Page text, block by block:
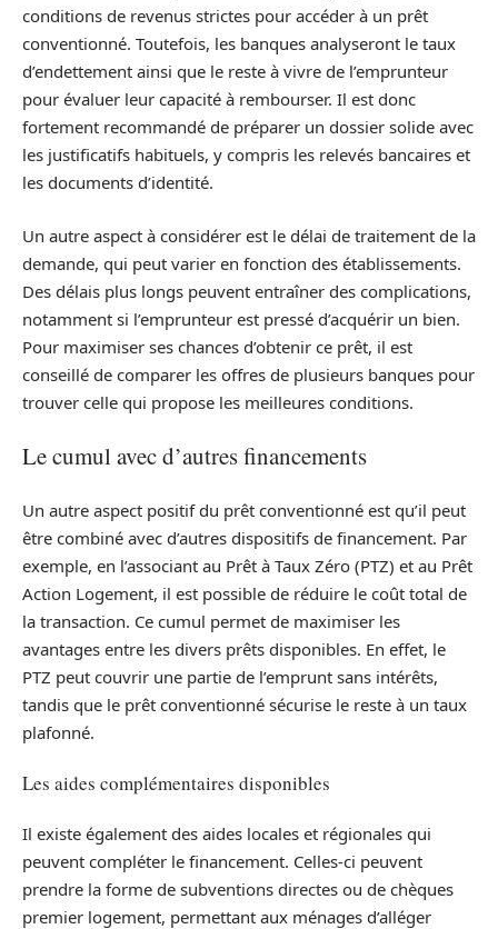
conditions de revenus strictes pour accéder à un prêt
conventionné. Toutefois, les banques analyseront le taux
d’endettement ainsi que le reste à vivre de l’emprunteur
pour évaluer leur capacité à rembourser. Il est donc
fortement recommandé de préparer un dossier solide avec
les justificatifs habituels, y compris les relevés bancaires et
les documents d’identité.
Un autre aspect à considérer est le délai de traitement de la
demande, qui peut varier en fonction des établissements.
Des délais plus longs peuvent entraîner des complications,
notamment si l’emprunteur est pressé d’acquérir un bien.
Pour maximiser ses chances d’obtenir ce prêt, il est
conseillé de comparer les offres de plusieurs banques pour
trouver celle qui propose les meilleures conditions.
Le cumul avec d’autres financements
Un autre aspect positif du prêt conventionné est qu’il peut
être combiné avec d’autres dispositifs de financement. Par
exemple, en l’associant au Prêt à Taux Zéro (PTZ) et au Prêt
Action Logement, il est possible de réduire le coût total de
la transaction. Ce cumul permet de maximiser les
avantages entre les divers prêts disponibles. En effet, le
PTZ peut couvrir une partie de l’emprunt sans intérêts,
tandis que le prêt conventionné sécurise le reste à un taux
plafonné.
Les aides complémentaires disponibles
Il existe également des aides locales et régionales qui
peuvent compléter le financement. Celles-ci peuvent
prendre la forme de subventions directes ou de chèques
premier logement, permettant aux ménages d’alléger